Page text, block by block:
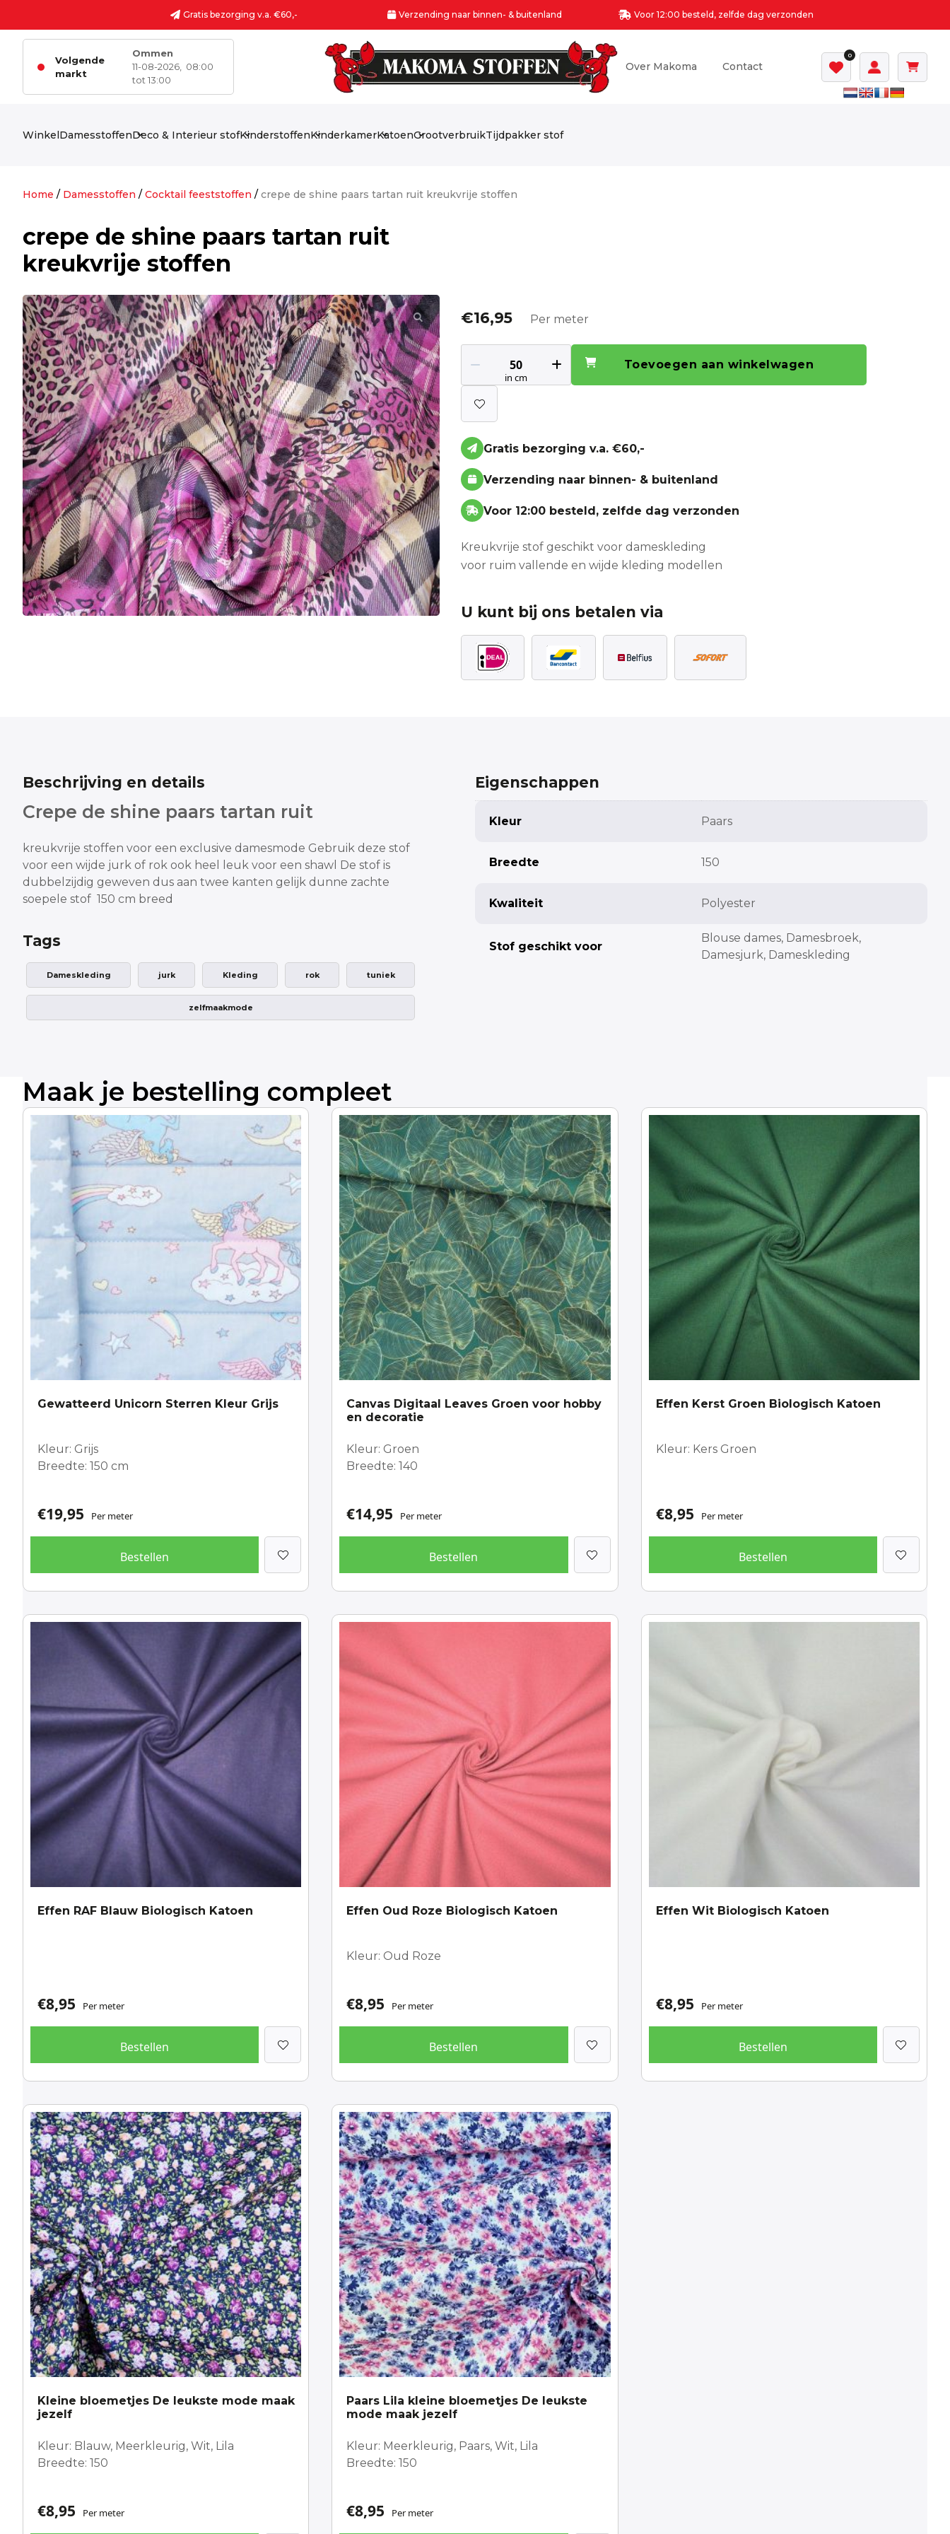
Gratis bezorging v.a. €60,- Verzending naar binnen- & buitenland Voor 12:00 besteld, zelfde dag verzonden
Volgende
markt
Ommen
11-08-2026,
08:00
tot 13:00
Over Makoma Contact
0
WinkelDamesstoffenDeco & Interieur stofKinderstoffenKinderkamerKatoenGrootverbruikTijdpakker stof
Home / Damesstoffen / Cocktail feeststoffen / crepe de shine paars tartan ruit kreukvrije stoffen
crepe de shine paars tartan ruit
kreukvrije stoffen
€16,95 Per meter
Toevoegen aan winkelwagen
Gratis bezorging v.a. €60,-
Verzending naar binnen- & buitenland
Voor 12:00 besteld, zelfde dag verzonden
Kreukvrije stof geschikt voor dameskleding
voor ruim vallende en wijde kleding modellen
U kunt bij ons betalen via
Beschrijving en details
Crepe de shine paars tartan ruit
kreukvrije stoffen voor een exclusive damesmode Gebruik deze stof
voor een wijde jurk of rok ook heel leuk voor een shawl De stof is
dubbelzijdig geweven dus aan twee kanten gelijk dunne zachte
soepele stof 150 cm breed
Tags
Dameskleding jurk Kleding rok tuniek
zelfmaakmode
Eigenschappen
Kleur Paars
Breedte 150
Kwaliteit Polyester
Stof geschikt voor
Blouse dames, Damesbroek,
Damesjurk, Dameskleding
Maak je bestelling compleet
Gewatteerd Unicorn Sterren Kleur Grijs
Kleur: Grijs
Breedte: 150 cm
€19,95 Per meter
Bestellen
Canvas Digitaal Leaves Groen voor hobby
en decoratie
Kleur: Groen
Breedte: 140
€14,95 Per meter
Bestellen
Effen Kerst Groen Biologisch Katoen
Kleur: Kers Groen
€8,95 Per meter
Bestellen
Effen RAF Blauw Biologisch Katoen
€8,95 Per meter
Bestellen
Effen Oud Roze Biologisch Katoen
Kleur: Oud Roze
€8,95 Per meter
Bestellen
Effen Wit Biologisch Katoen
€8,95 Per meter
Bestellen
Kleine bloemetjes De leukste mode maak
jezelf
Kleur: Blauw, Meerkleurig, Wit, Lila
Breedte: 150
€8,95 Per meter
Paars Lila kleine bloemetjes De leukste
mode maak jezelf
Kleur: Meerkleurig, Paars, Wit, Lila
Breedte: 150
€8,95 Per meter